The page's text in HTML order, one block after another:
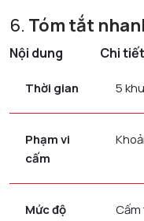
6. Tóm tắt
Nội dung Chi tiết
Thời gian 5
Phạm vi
cấm
Mức độ
Cấm